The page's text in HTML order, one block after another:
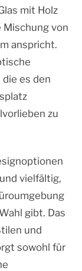
mit Holz
Mischung von
anspricht.
die es den
zu
vielfältig,
gibt. Das
und
sowohl für